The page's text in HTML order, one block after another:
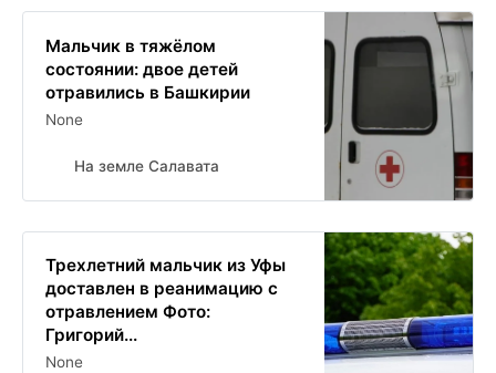
Мальчик в тяжёлом
состоянии: двое детей
отравились в Башкирии
None
На земле Салавата
Трехлетний мальчик из Уфы
доставлен в реанимацию с
отравлением Фото:
Григорий...
None